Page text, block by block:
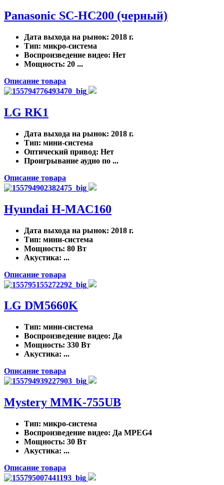
Panasonic SC-HC200 (черный)
Дата выхода на рынок: 2018 г.
Тип: микро-система
Воспроизведение видео: Нет
Мощность: 20 ...
Описание товара
LG RK1
Дата выхода на рынок: 2018 г.
Тип: мини-система
Оптический привод: Нет
Проигрывание аудио по ...
Описание товара
Hyundai H-MAC160
Дата выхода на рынок: 2018 г.
Тип: мини-система
Мощность: 80 Вт
Акустика: ...
Описание товара
LG DM5660K
Тип: мини-система
Воспроизведение видео: Да
Мощность: 330 Вт
Акустика: ...
Описание товара
Mystery MMK-755UB
Тип: микро-система
Воспроизведение видео: Да MPEG4
Мощность: 30 Вт
Акустика: ...
Описание товара